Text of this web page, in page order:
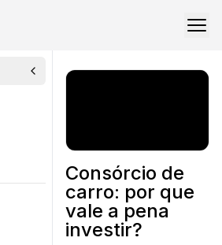
Consórcio de
carro: por que
vale a pena
investir?